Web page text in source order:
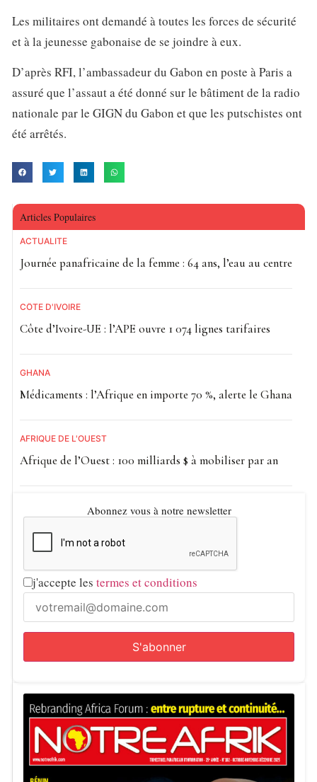
Les militaires ont demandé à toutes les forces de sécurité
et à la jeunesse gabonaise de se joindre à eux.
D’après RFI, l’ambassadeur du Gabon en poste à Paris a
assuré que l’assaut a été donné sur le bâtiment de la radio
nationale par le GIGN du Gabon et que les putschistes ont
été arrêtés.
Articles Populaires
ACTUALITE
Journée panafricaine de la femme : 64 ans, l’eau au centre
CÔTE D'IVOIRE
Côte d’Ivoire-UE : l’APE ouvre 1 074 lignes tarifaires
GHANA
Médicaments : l’Afrique en importe 70 %, alerte le Ghana
AFRIQUE DE L'OUEST
Afrique de l’Ouest : 100 milliards $ à mobiliser par an
Abonnez vous à notre newsletter
j'accepte les termes et conditions